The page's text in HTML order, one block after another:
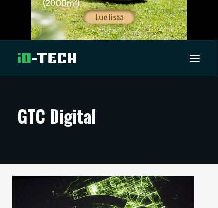
ARTIKKELIT
TECHBBS
GTC Digital